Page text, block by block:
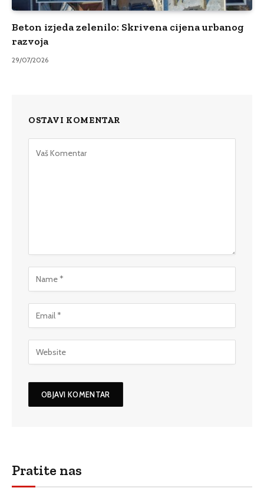
Beton izjeda zelenilo: Skrivena cijena urbanog
razvoja
29/07/2026
OSTAVI KOMENTAR
Pratite nas